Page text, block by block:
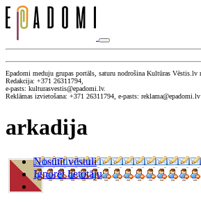
Epadomi meduju grupas portāls, saturu nodrošina Kultūras Vēstis.lv
Redakcija: +371 26311794,
e-pasts: kulturasvestis@epadomi.lv.
Reklāmas izvietošana: +371 26311794, e-pasts: reklama@epadomi.lv
arkadija
Nosūtīt vēstuli
Ignorēt lietotāju